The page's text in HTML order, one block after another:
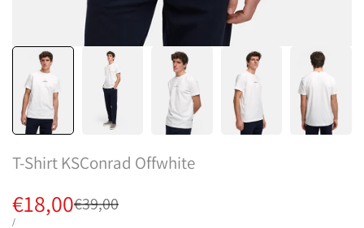
T-Shirt KSConrad Offwhite
Regulärer
€39,00
Verkaufspreis
€18,00
STÜCKPREIS
/PRO